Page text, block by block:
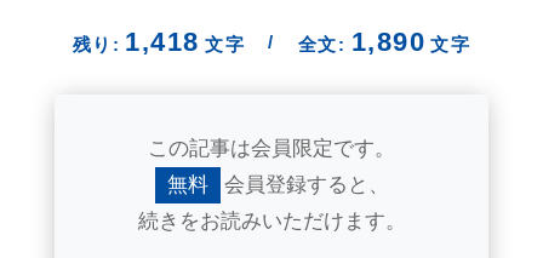
残り: 1,418 文字 / 全文: 1,890 文字
この記事は会員限定です。
無料
会員登録すると、
続きをお読みいただけます。